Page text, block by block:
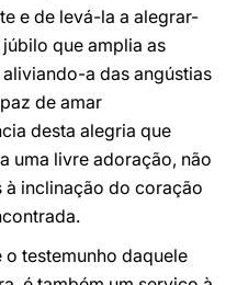
e de levá-la a alegrar-
que amplia as
a das angústias
de amar
desta alegria que
uma livre adoração, não
à inclinação do coração
o testemunho daquele